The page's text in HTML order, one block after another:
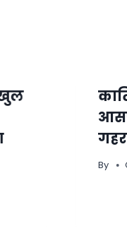
खुल
By